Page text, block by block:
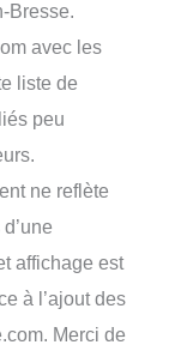
Bresse.
avec les
liste de
peu
ne reflète
affichage est
à l’ajout des
Merci de